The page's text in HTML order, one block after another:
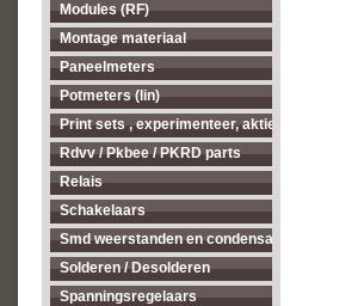
Modules (RF)
Montage materiaal
Paneelmeters
Potmeters (lin)
Print sets , experimenteer, aktieve antenne's
Rdvv / Pkbee / PKRD parts
Relais
Schakelaars
Smd weerstanden en condensatoren
Solderen / Desolderen
Spanningsregelaars